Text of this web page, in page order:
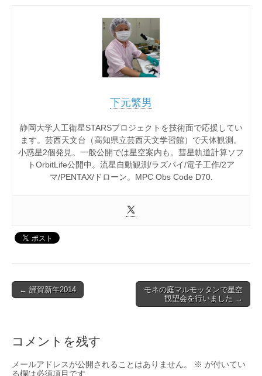
下元繁男
静岡大学人工衛星STARSプロジェクトを技術面で応援してい
ます。芸西天文台（高知県立芸西天文学習館）で天体観測。
小惑星2個発見。一般公開では星空案内も。彗星軌道計算ソフ
トOrbitLife公開中。流星自動観測/ラズパイ/電子工作/2ア
マ/PENTAX/ドローン。MPC Obs Code D70.
Post
← 謹賀新年2014
モネの庭マルモッタンで星空
観望会を行いました →
コメントを残す
メールアドレスが公開されることはありません。 ※ が付いてい
る欄は必須項目です